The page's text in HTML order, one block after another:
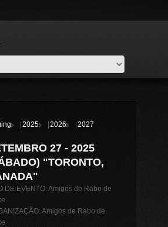
2025 2026 2027
27 - 2025
"TORONTO,
DE EVENTO: Amigos de Rabo de
Amigos de Rabo de